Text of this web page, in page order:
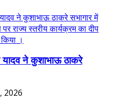
यादव ने कुशाभाऊ ठाकरे
2026